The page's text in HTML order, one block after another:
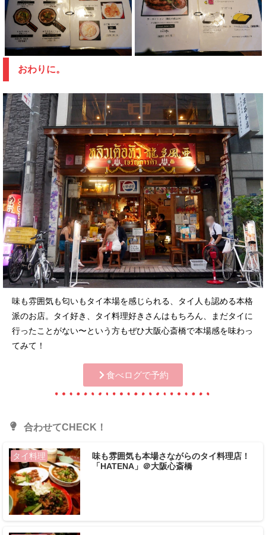
おわりに。
味も雰囲気も匂いもタイ本場を感じられる、タイ人も認める本格
派のお店。タイ好き、タイ料理好きさんはもちろん、まだタイに
行ったことがない〜という方もぜひ大阪心斎橋で本場感を味わっ
てみて！
食べログで予約
合わせてCHECK！
タイ料理
味も雰囲気も本場さながらのタイ料理店！
「HATENA」＠大阪心斎橋